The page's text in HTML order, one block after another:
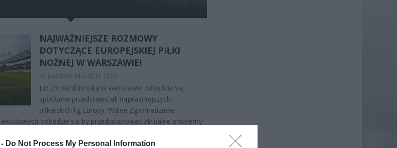
Do Not Process My Personal Information
NAJWAŻNIEJSZE ROZMOWY
DOTYCZĄCE EUROPEJSKIEJ PIŁKI
NOŻNEJ W WARSZAWIE!
15 października 2015 12:56
Już 23 października w Warszawie odbędzie się
spotkanie przedstawicieli najważniejszych,
piłkarskich lig Europy. Walne Zgromadzenie
odbędzie się by przedyskutować aktualne problemy